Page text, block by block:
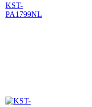
KST-
PA1799NL